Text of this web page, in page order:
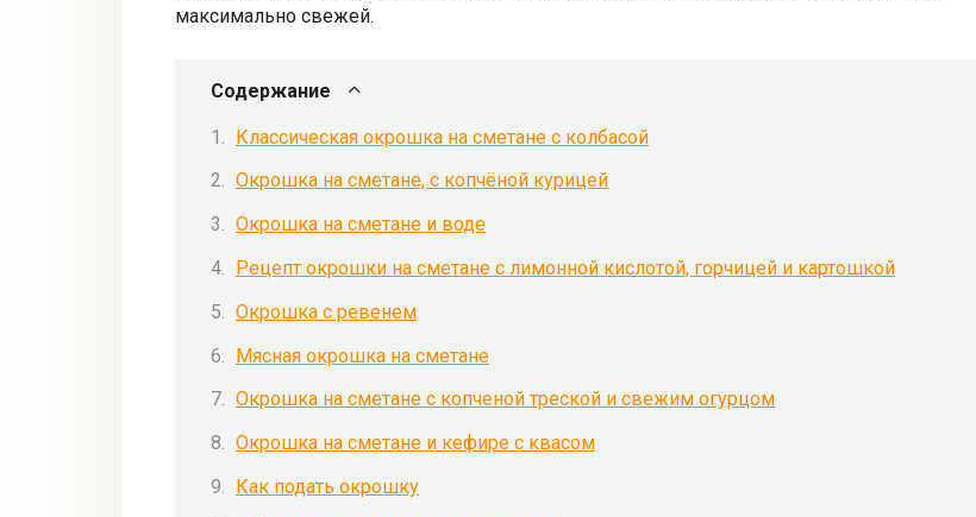
максимально свежей.
Содержание
Классическая окрошка на сметане с колбасой
Окрошка на сметане, с копчёной курицей
Окрошка на сметане и воде
Рецепт окрошки на сметане с лимонной кислотой, горчицей и картошкой
Окрошка с ревенем
Мясная окрошка на сметане
Окрошка на сметане с копченой треской и свежим огурцом
Окрошка на сметане и кефире с квасом
Как подать окрошку